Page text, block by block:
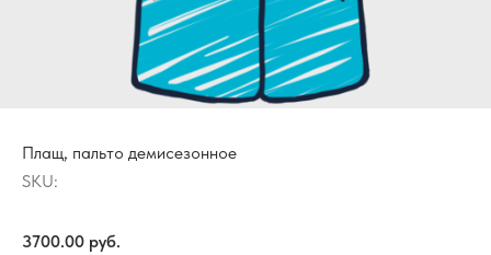
Плащ, пальто демисезонное
SKU:
3700.00 руб.